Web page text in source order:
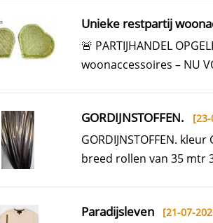
Unieke restpartij
🚨 PARTIJHANDEL
woonaccessoires – NU
GORDIJNSTOFFEN. [23-
GORDIJNSTOFFEN.
breed rollen van 35 mtr
Paradijsleven [21-07-